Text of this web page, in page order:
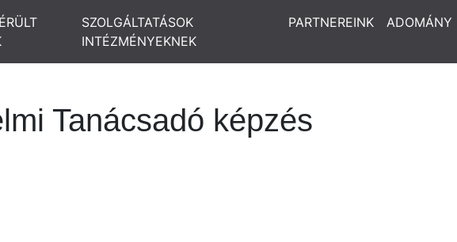
SZOLGÁLTATÁSOK
INTÉZMÉNYEKNEK
PARTNEREINK ADOMÁNY
Tanácsadó képzés